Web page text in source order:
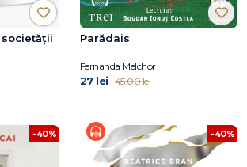
Parădais
Fernanda Melchor
27 lei 45.00 lei
-40% -40%